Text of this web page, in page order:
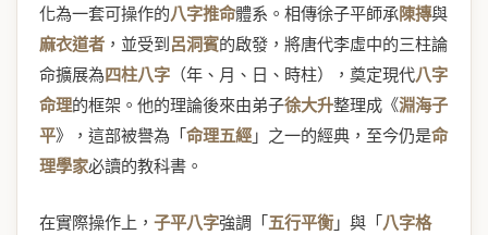
化為一套可操作的八字推命體系。相傳徐子平師承陳摶與
麻衣道者 ，並受到 呂洞賓的啟發，將唐代李虛中的三柱論
命擴展為四柱八字 （年、月、日、時柱），奠定現代八字
命理的框架。他的理論後來由弟子徐大升整理成《淵海子
平》，這部被譽為「 命理五經 」之一的經典，至今仍是命
理學家必讀的教科書。
在實際操作上， 子平八字強調「 五行平衡」與「 八字格